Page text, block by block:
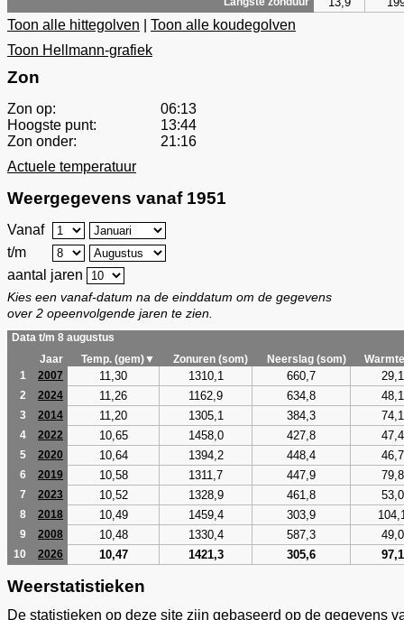
Toon alle hittegolven
Toon alle koudegolven
Toon Hellmann-grafiek
Zon
Zon op:
06:13
Hoogste punt:
13:44
Zon onder:
21:16
Actuele temperatuur
Weergegevens vanaf 1951
Vanaf
t/m
aantal jaren
Kies een vanaf-datum na de einddatum om de gegevens
over 2 opeenvolgende jaren te zien.
Data t/m 8 augustus
Jaar
Temp. (gem)▼ Zonuren (som) Neerslag (som)
1
2007 11,30 1310,1 660,7 29,1
2 2024 11,26 1162,9 634,8 48,1
3 2014 11,20 1305,1 384,3 74,1
4 2022 10,65 1458,0 427,8 47,4
5 2020 10,64 1394,2 448,4 46,7
6 2019 10,58 1311,7 447,9 79,8
7 2023 10,52 1328,9 461,8 53,0
8 2018 10,49 1459,4 303,9
9 2008 10,48 1330,4 587,3 49,0
10 2026 10,47 1421,3 305,6 97,1
Weerstatistieken
De statistieken op deze site zijn gebaseerd op de gegevens